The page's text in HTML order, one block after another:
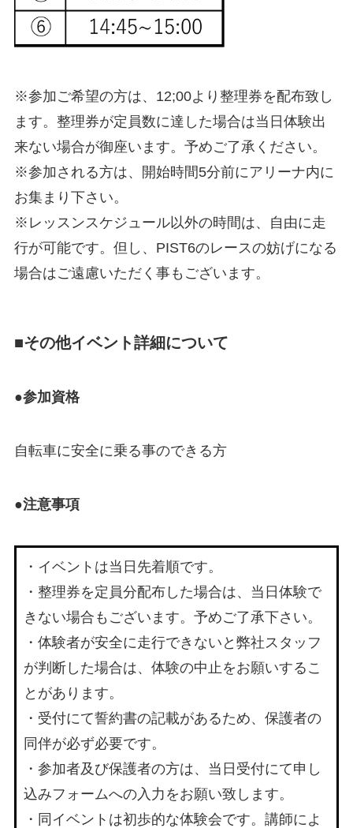
※参加ご希望の方は、 12;00より整理券を配布致し
ます。整理券が定員数に達した場合は当日体験出
来ない場合が御座います。予めご了承ください。
※参加される方は、開始時間5分前にアリーナ内に
お集まり下さい。
※レッスンスケジュール以外の時間は、自由に走
行が可能です。但し、 PIST6のレースの妨げになる
場合はご遠慮いただく事もございます。
■その他イベント詳細について
●参加資格
自転車に安全に乗る事のできる方
●注意事項
・イベントは当日先着順です。
・整理券を定員分配布した場合は、当日体験で
きない場合もございます。予めご了承下さい。
・体験者が安全に走行できないと弊社スタッフ
が判断した場合は、体験の中止をお願いするこ
とがあります。
・受付にて誓約書の記載があるため、保護者の
同伴が必ず必要です。
・参加者及び保護者の方は、当日受付にて申し
込みフォームへの入力をお願い致します。
・同イベントは初歩的な体験会です。講師によ